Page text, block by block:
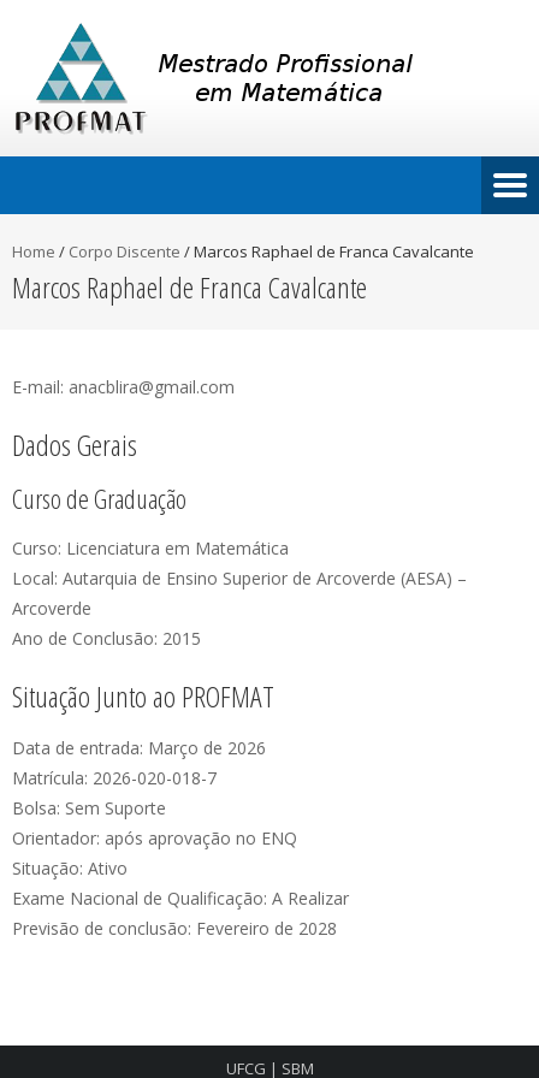
Home / Corpo Discente /Marcos Raphael de Franca Cavalcante
Marcos Raphael de Franca Cavalcante
E-mail: anacblira@gmail.com
Dados Gerais
Curso de Graduação
Curso: Licenciatura em Matemática
Local: Autarquia de Ensino Superior de Arcoverde (AESA) –
Arcoverde
Ano de Conclusão: 2015
Situação Junto ao PROFMAT
Data de entrada: Março de 2026
Matrícula: 2026-020-018-7
Bolsa: Sem Suporte
Orientador: após aprovação no ENQ
Situação: Ativo
Exame Nacional de Qualificação: A Realizar
Previsão de conclusão: Fevereiro de 2028
UFCG | SBM